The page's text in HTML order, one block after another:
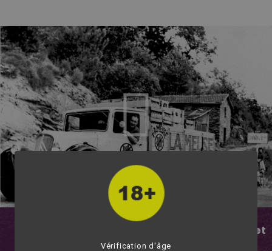
Vérification d'âge
MAISON LAUZE
Vente de Vin, Champagne, Spiritueux et
Bière